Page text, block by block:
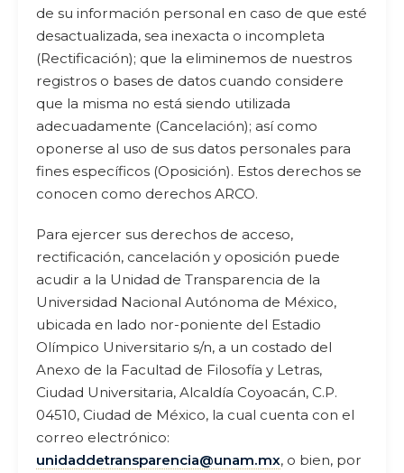
de su información personal en caso de que esté
desactualizada, sea inexacta o incompleta
(Rectificación); que la eliminemos de nuestros
registros o bases de datos cuando considere
que la misma no está siendo utilizada
adecuadamente (Cancelación); así como
oponerse al uso de sus datos personales para
fines específicos (Oposición). Estos derechos se
conocen como derechos ARCO.
Para ejercer sus derechos de acceso,
rectificación, cancelación y oposición puede
acudir a la Unidad de Transparencia de la
Universidad Nacional Autónoma de México,
ubicada en lado nor-poniente del Estadio
Olímpico Universitario s/n, a un costado del
Anexo de la Facultad de Filosofía y Letras,
Ciudad Universitaria, Alcaldía Coyoacán, C.P.
04510, Ciudad de México, la cual cuenta con el
correo electrónico:
unidaddetransparencia@unam.mx, o bien, por